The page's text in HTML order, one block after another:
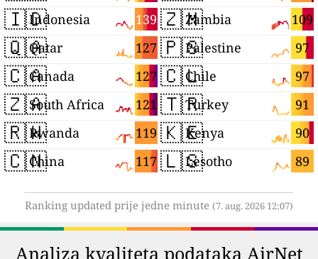
🇮🇩 139
Indonesia
🇶🇦 127
Qatar
🇨🇦 127
Canada
🇿🇦 121
South Africa
🇷🇼 119
Rwanda
🇨🇳 117
China
🇿🇲 109
Zambia
🇵🇸 97
Palestine
🇨🇱 97
Chile
🇹🇷 91
Turkey
🇰🇪 90
Kenya
🇱🇸 89
Lesotho
Ranking updated prije jedne minute (7. aug. 2026 12:07)
Analiza kvaliteta podataka AirNet